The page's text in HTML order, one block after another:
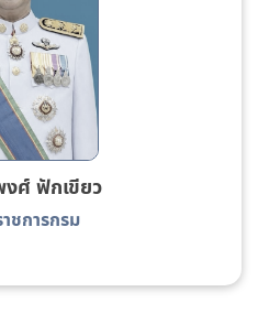
ศ์ ฟักเขียว
ชการกรม